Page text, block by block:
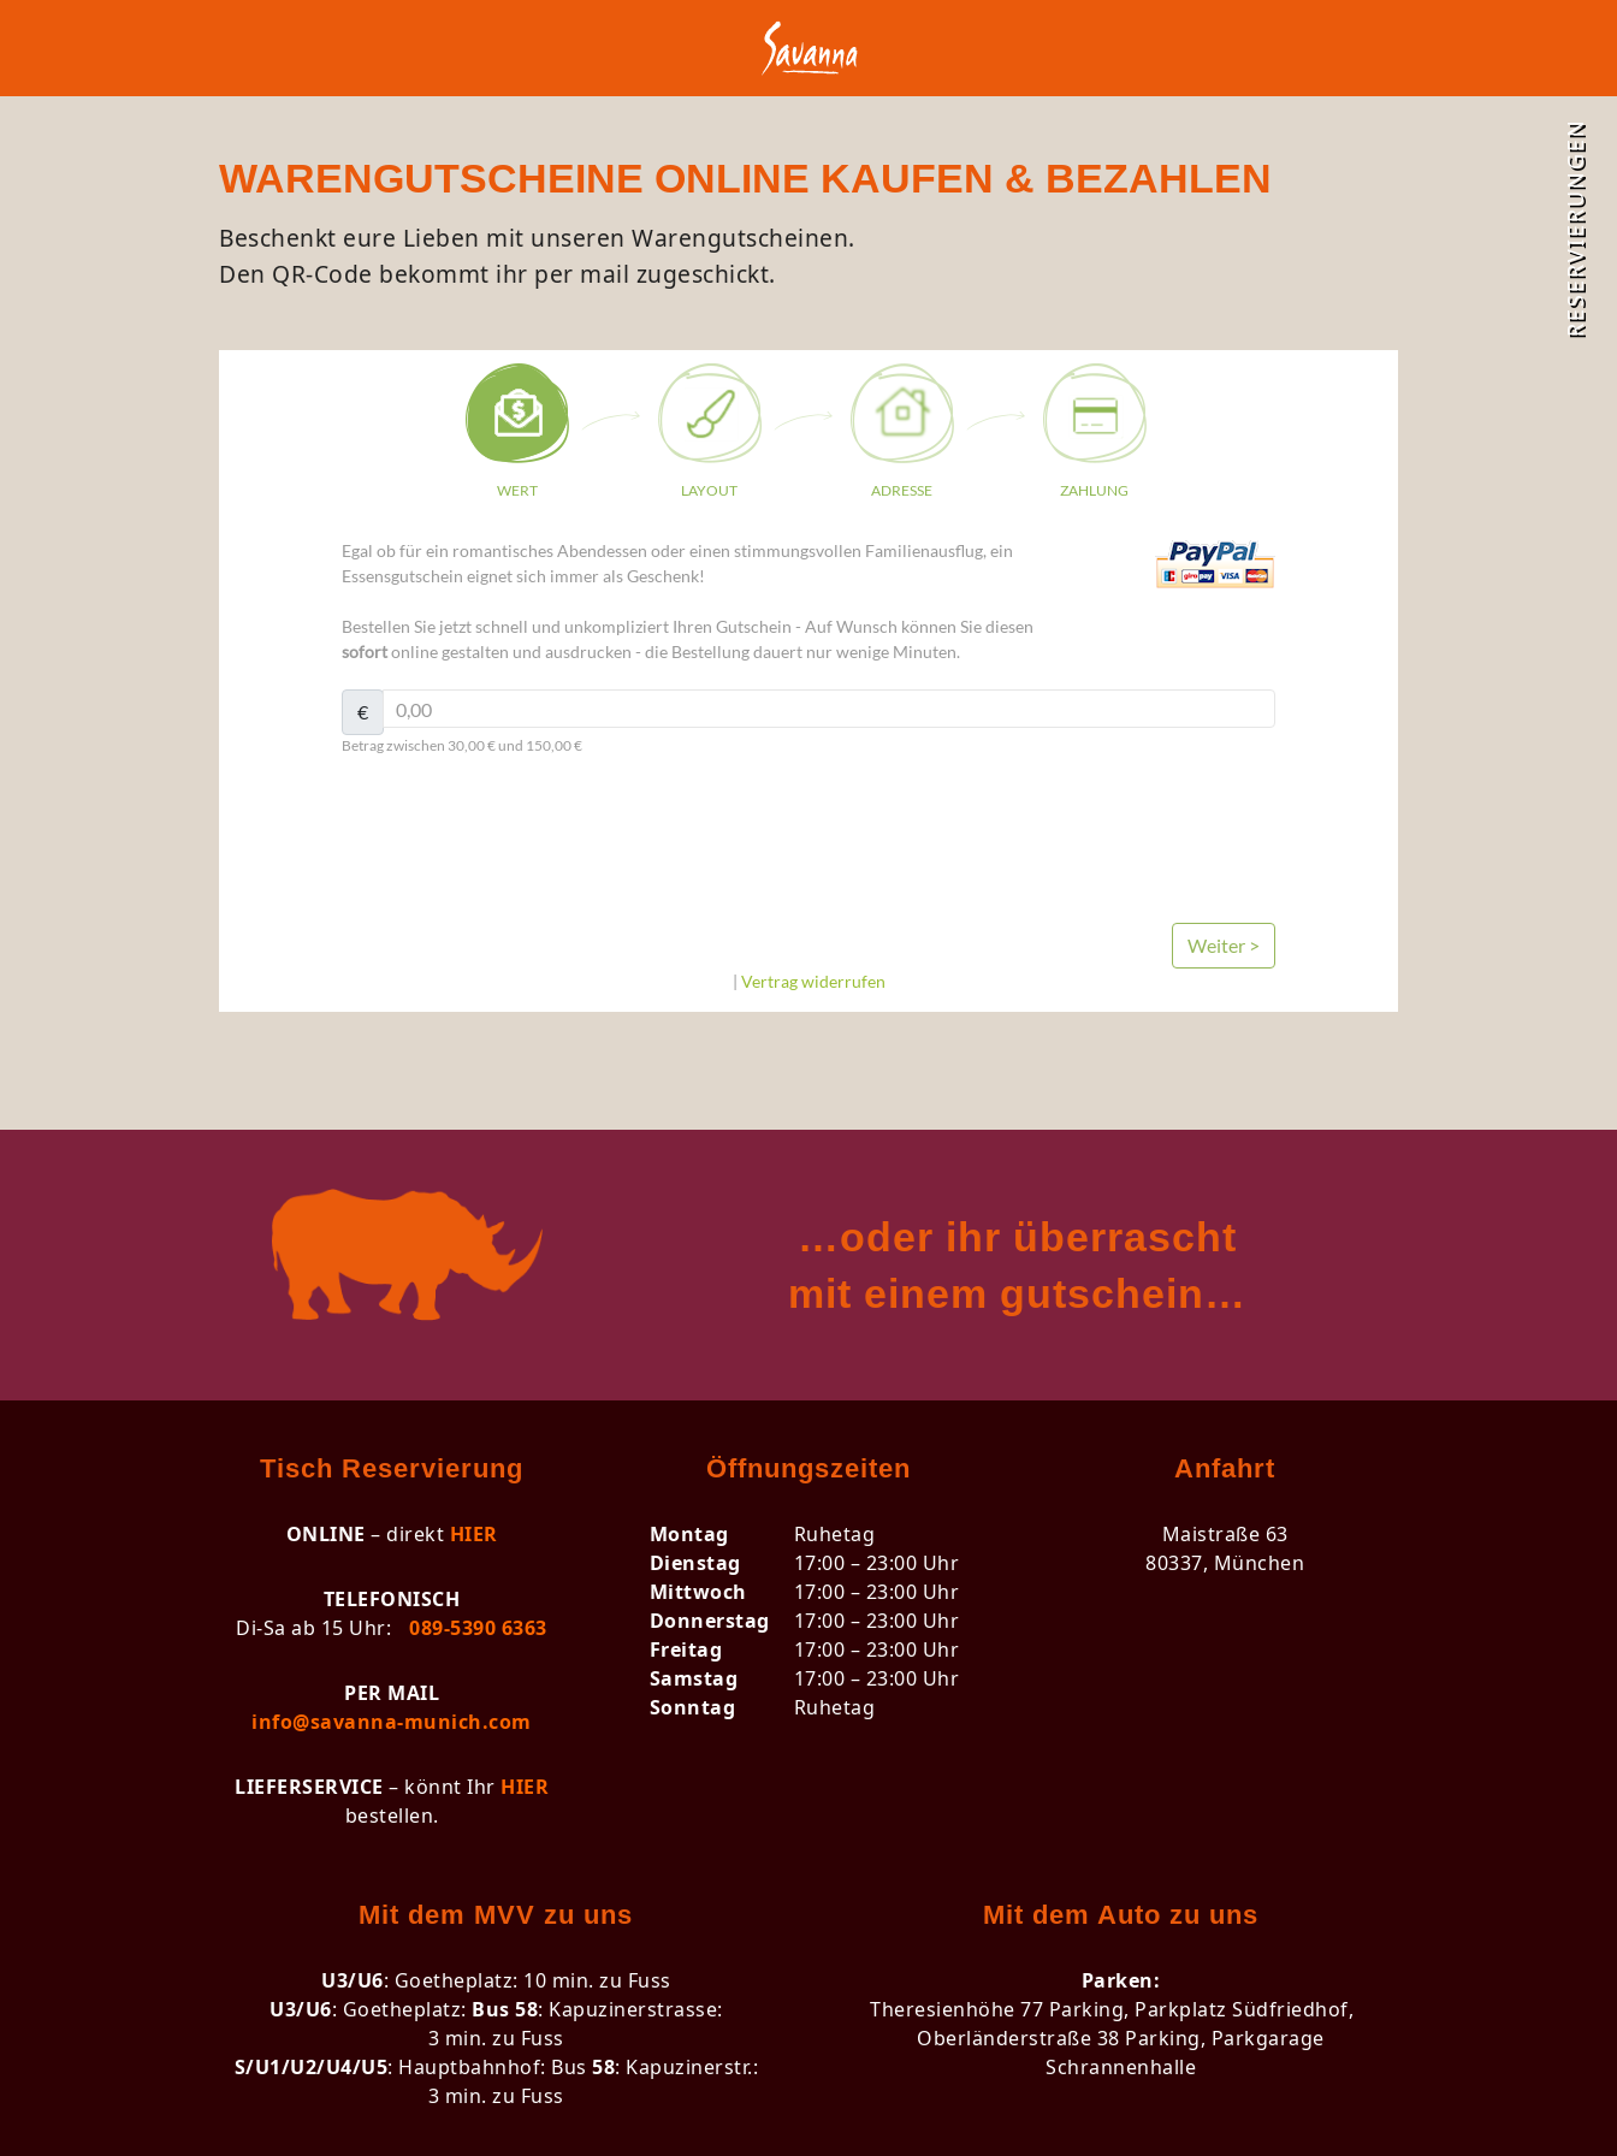
WARENGUTSCHEINE ONLINE KAUFEN & BEZAHLEN
Beschenkt eure Lieben mit unseren Warengutscheinen.
Den QR-Code bekommt ihr per mail zugeschickt.
…oder ihr überrascht
mit einem gutschein…
Tisch Reservierung
ONLINE – direkt HIER
TELEFONISCH
Di-Sa ab 15 Uhr:
089-5390 6363
PER MAIL
info@savanna-munich.com
LIEFERSERVICE – könnt Ihr HIER
bestellen.
Öffnungszeiten
Montag
Ruhetag
Dienstag
17:00 – 23:00 Uhr
Mittwoch
17:00 – 23:00 Uhr
Donnerstag
17:00 – 23:00 Uhr
Freitag
17:00 – 23:00 Uhr
Samstag
17:00 – 23:00 Uhr
Sonntag
Ruhetag
Anfahrt
Maistraße 63
80337, München
Mit dem MVV zu uns
U3/U6: Goetheplatz: 10 min. zu Fuss
U3/U6: Goetheplatz: Bus 58: Kapuzinerstrasse:
3 min. zu Fuss
S/U1/U2/U4/U5: Hauptbahnhof: Bus58: Kapuzinerstr.:
3 min. zu Fuss
Mit dem Auto zu uns
Parken:
Theresienhöhe 77 Parking, Parkplatz Südfriedhof,
Oberländerstraße 38 Parking, Parkgarage
Schrannenhalle
RESERVIERUNGEN